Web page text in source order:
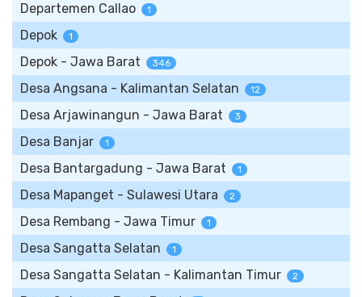
Departemen Callao 1
Depok 1
Depok - Jawa Barat 346
Desa Angsana - Kalimantan Selatan 12
Desa Arjawinangun - Jawa Barat 3
Desa Banjar 1
Desa Bantargadung - Jawa Barat 1
Desa Mapanget - Sulawesi Utara 2
Desa Rembang - Jawa Timur 1
Desa Sangatta Selatan 1
Desa Sangatta Selatan - Kalimantan Timur 2